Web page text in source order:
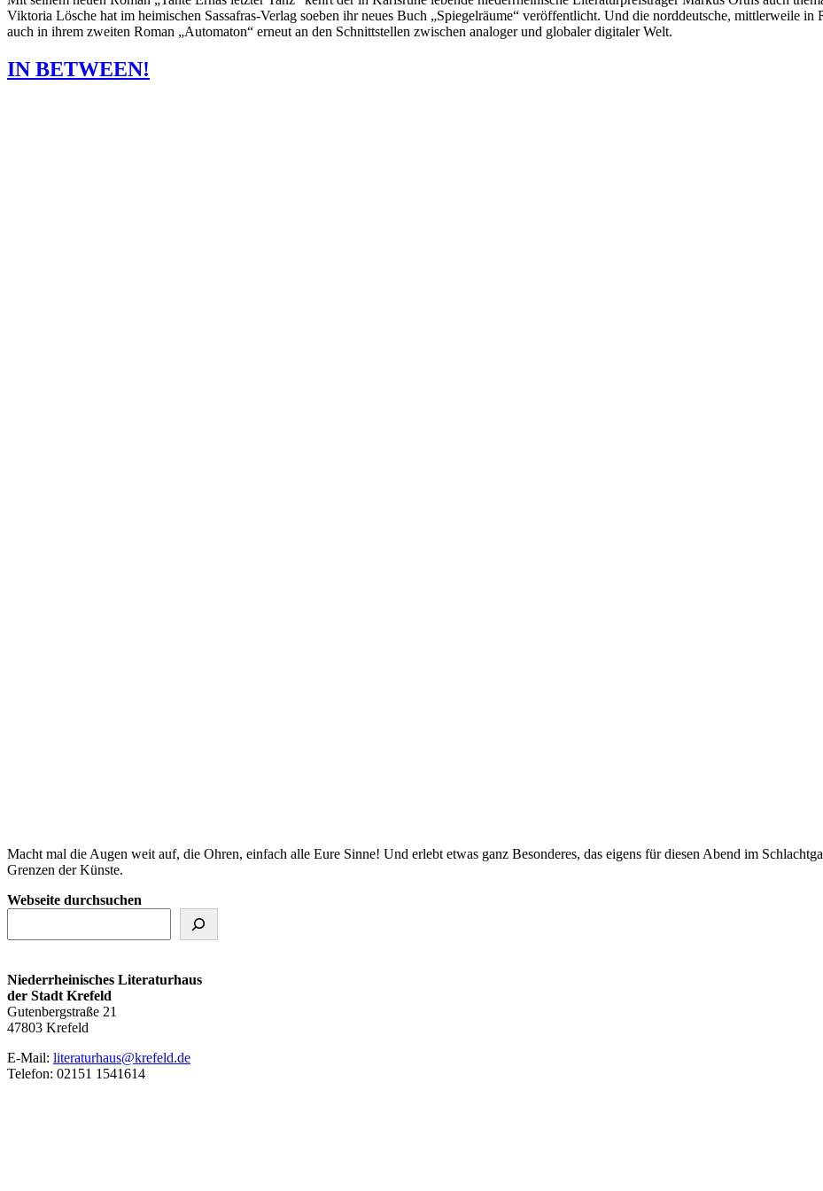
Viktoria Lösche hat im heimischen Sassafras-Verlag soeben ihr neues Buch „Spiegelräume“ veröffentlicht. Und die norddeutsche, mittlerweile
auch in ihrem zweiten Roman „Automaton“ erneut an den Schnittstellen zwischen analoger und globaler digitaler Welt.
IN BETWEEN!
Macht mal die Augen weit auf, die Ohren, einfach alle Eure Sinne! Und erlebt etwas ganz Besonderes, das eigens für diesen Abend im
Grenzen der Künste.
Webseite durchsuchen
Niederrheinisches Literaturhaus
der Stadt Krefeld
Gutenbergstraße 21
47803 Krefeld
E‑Mail: literaturhaus@krefeld.de
Telefon: 02151 1541614